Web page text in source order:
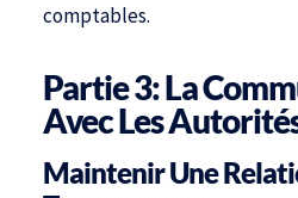
comptables.
Partie 3: La
Avec Les
Maintenir Une